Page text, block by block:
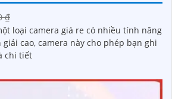
₫
loại camera giá re có nhiều tính năng
chi tiết